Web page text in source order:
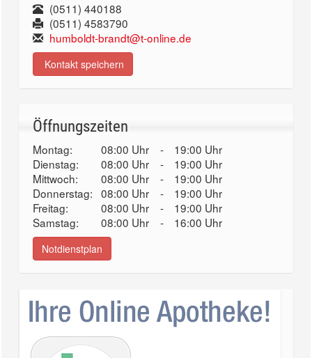
(0511) 440188
(0511) 4583790
humboldt-brandt@t-online.de
Kontakt speichern
Öffnungszeiten
Montag: 08:00 Uhr -
19:00 Uhr
Dienstag:
08:00 Uhr -
19:00 Uhr
Mittwoch:
08:00 Uhr -
19:00 Uhr
Donnerstag: 08:00 Uhr -
19:00 Uhr
Freitag:
08:00 Uhr -
19:00 Uhr
Samstag:
08:00 Uhr - 16:00 Uhr
Notdienstplan